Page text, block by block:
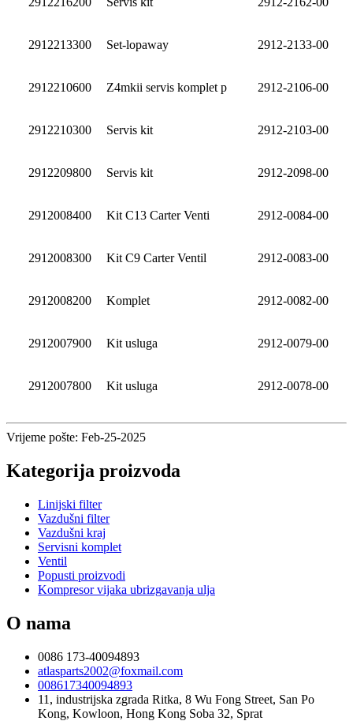
2912213300 Set-lopaway 2912-2133-00
2912210600 Z4mkii servis komplet p 2912-2106-00
2912210300 Servis kit 2912-2103-00
2912209800 Servis kit 2912-2098-00
2912008400 Kit C13 Carter Venti 2912-0084-00
2912008300 Kit C9 Carter Ventil 2912-0083-00
2912008200 Komplet 2912-0082-00
2912007900 Kit usluga 2912-0079-00
2912007800 Kit usluga 2912-0078-00
Vrijeme pošte: Feb-25-2025
Kategorija proizvoda
Linijski filter
Vazdušni filter
Vazdušni kraj
Servisni komplet
Ventil
Popusti proizvodi
Kompresor vijaka ubrizgavanja ulja
O nama
0086 173-40094893
atlasparts2002@foxmail.com
008617340094893
11, industrijska zgrada Ritka, 8 Wu Fong Street, San Po
Kong, Kowloon, Hong Kong Soba 32, Sprat